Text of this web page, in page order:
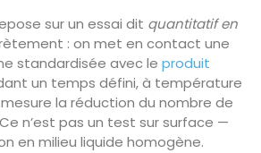
sur un essai dit quantitatif en
: on met en contact une
standardisée avec le produit
un temps défini, à température
la réduction du nombre de
n’est pas un test sur surface —
en milieu liquide homogène.